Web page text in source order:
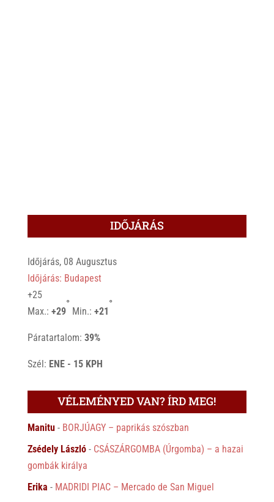
IDŐJÁRÁS
Időjárás, 08 Augusztus
Időjárás: Budapest
+25
Max.: +29
°
Min.: +21
°
Páratartalom: 39%
Szél: ENE - 15 KPH
VÉLEMÉNYED VAN? ÍRD MEG!
Manitu- BORJÚAGY – paprikás szószban
Zsédely László- CSÁSZÁRGOMBA (Úrgomba) – a hazai
gombák királya
Erika - MADRIDI PIAC – Mercado de San Miguel